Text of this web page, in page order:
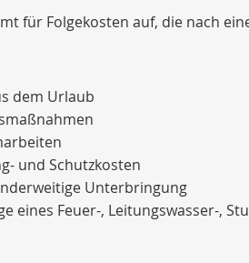
für Folgekosten auf, die nach
dem Urlaub
und Schutzkosten
Unterbringung
eines Feuer-, Leitungswasser-,